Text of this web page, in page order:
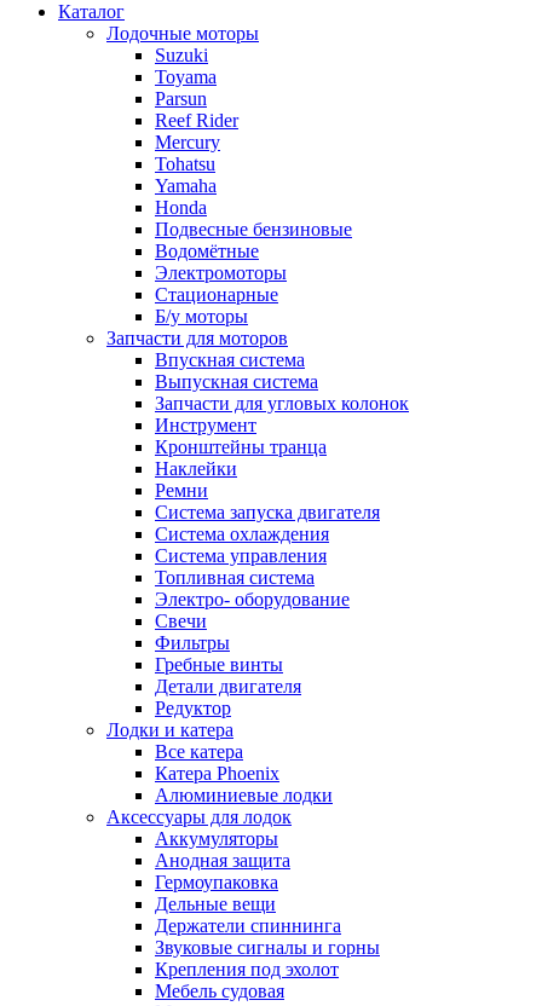
Каталог
Лодочные моторы
Suzuki
Toyama
Parsun
Reef Rider
Mercury
Tohatsu
Yamaha
Honda
Подвесные бензиновые
Водомётные
Электромоторы
Стационарные
Б/у моторы
Запчасти для моторов
Впускная система
Выпускная система
Запчасти для угловых колонок
Инструмент
Кронштейны транца
Наклейки
Ремни
Система запуска двигателя
Система охлаждения
Система управления
Топливная система
Электро- оборудование
Свечи
Фильтры
Гребные винты
Детали двигателя
Редуктор
Лодки и катера
Все катера
Катера Phoenix
Алюминиевые лодки
Аксессуары для лодок
Аккумуляторы
Анодная защита
Гермоупаковка
Дельные вещи
Держатели спиннинга
Звуковые сигналы и горны
Крепления под эхолот
Мебель судовая